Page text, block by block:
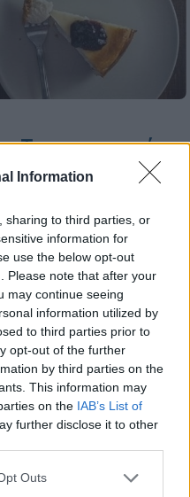
Information
sharing to third parties, or
information for
use the below opt-out
Please note that after your
may continue seeing
information utilized by
to third parties prior to
opt-out of the further
by third parties on the
This information may
on the IAB’s List of
further disclose it to other
uses one or more Google
Outs
- Το φανταστικό,
που θέλει
του δημοφιλούς
εξίσου
ψημένη
ως τσιζκέικ της